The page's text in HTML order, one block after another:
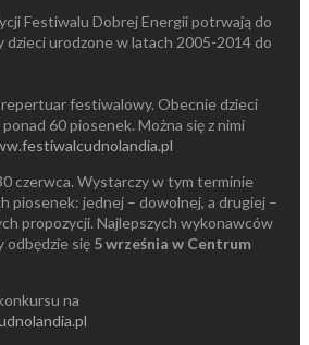
Festiwalu Dobrej Energii potrwają do
dzieci urodzone w latach 2005-2014 do
repertuar festiwalowy. Obecnie dzieci
60 piosenek. Można się z nimi
czerwca. Wystarczy w tym terminie
piosenek: jednej – dowolnej, a drugiej –
propozycji. Najlepszych wykonawców
odbędzie się 5 września w Centrum
na